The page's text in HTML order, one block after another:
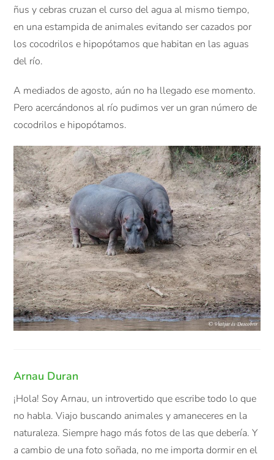
ñus y cebras cruzan el curso del agua al mismo tiempo,
en una estampida de animales evitando ser cazados por
los cocodrilos e hipopótamos que habitan en las aguas
del río.
A mediados de agosto, aún no ha llegado ese momento.
Pero acercándonos al río pudimos ver un gran número de
cocodrilos e hipopótamos.
Arnau Duran
¡Hola! Soy Arnau, un introvertido que escribe todo lo que
no habla. Viajo buscando animales y amaneceres en la
naturaleza. Siempre hago más fotos de las que debería. Y
a cambio de una foto soñada, no me importa dormir en el